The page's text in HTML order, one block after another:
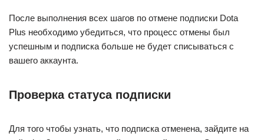
После выполнения всех шагов по отмене подписки Dota
Plus необходимо убедиться, что процесс отмены был
успешным и подписка больше не будет списываться с
вашего аккаунта.
Проверка статуса подписки
Для того чтобы узнать, что подписка отменена, зайдите на